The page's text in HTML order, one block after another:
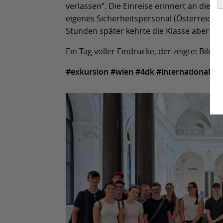
verlassen”. Die Einreise erinnert an die
eigenes Sicherheitspersonal
Stunden später kehrte die Klasse aber
Ein Tag voller Eindrücke, der zeigte:
#exkursion #wien #4dk